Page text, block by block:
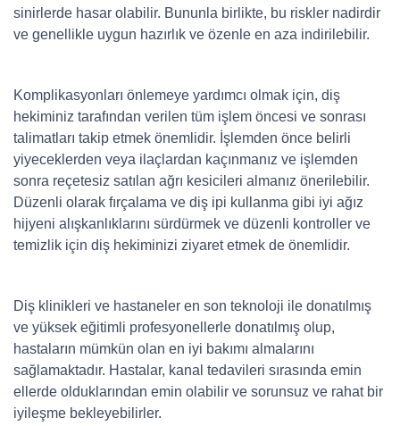
sinirlerde hasar olabilir. Bununla birlikte, bu riskler nadirdir
ve genellikle uygun hazırlık ve özenle en aza indirilebilir.
Komplikasyonları önlemeye yardımcı olmak için, diş
hekiminiz tarafından verilen tüm işlem öncesi ve sonrası
talimatları takip etmek önemlidir. İşlemden önce belirli
yiyeceklerden veya ilaçlardan kaçınmanız ve işlemden
sonra reçetesiz satılan ağrı kesicileri almanız önerilebilir.
Düzenli olarak fırçalama ve diş ipi kullanma gibi iyi ağız
hijyeni alışkanlıklarını sürdürmek ve düzenli kontroller ve
temizlik için diş hekiminizi ziyaret etmek de önemlidir.
Diş klinikleri ve hastaneler en son teknoloji ile donatılmış
ve yüksek eğitimli profesyonellerle donatılmış olup,
hastaların mümkün olan en iyi bakımı almalarını
sağlamaktadır. Hastalar, kanal tedavileri sırasında emin
ellerde olduklarından emin olabilir ve sorunsuz ve rahat bir
iyileşme bekleyebilirler.